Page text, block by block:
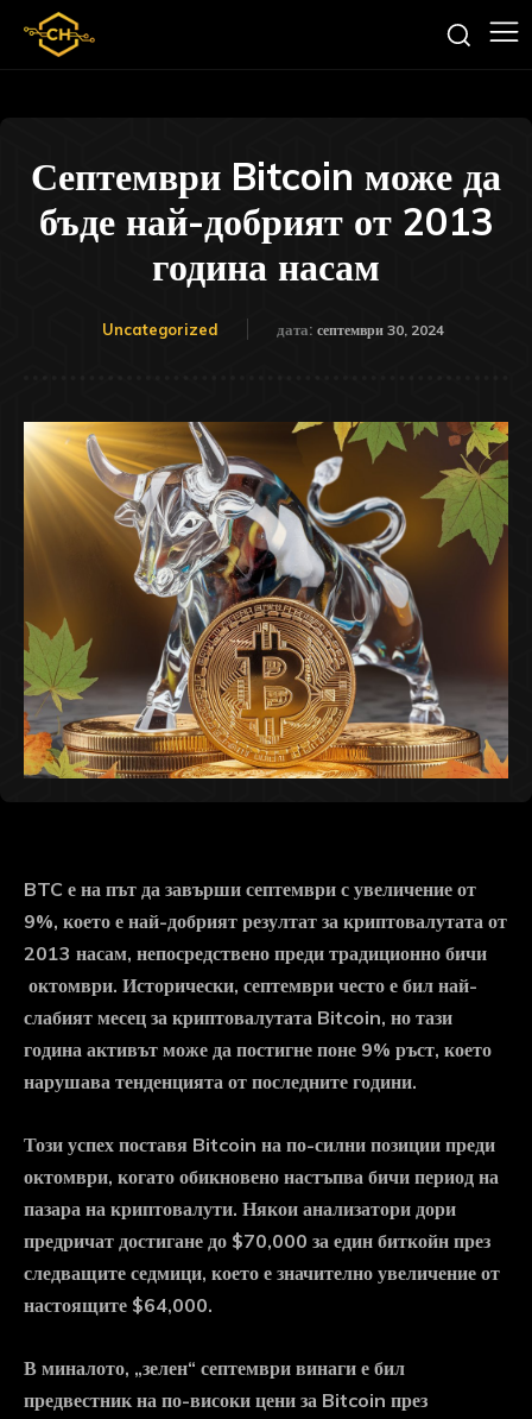
Септември Bitcoin може да
бъде най-добрият от 2013
година насам
Uncategorized дата: септември 30, 2024
BTC е на път да завърши септември с увеличение от
9%, което е най-добрият резултат за криптовалутата от
2013 насам, непосредствено преди традиционно бичи
октомври. Исторически, септември често е бил най-
слабият месец за криптовалутата Bitcoin, но тази
година активът може да постигне поне 9% ръст, което
нарушава тенденцията от последните години.
Този успех поставя Bitcoin на по-силни позиции преди
октомври, когато обикновено настъпва бичи период на
пазара на криптовалути. Някои анализатори дори
предричат достигане до $70,000 за един биткойн през
следващите седмици, което е значително увеличение от
настоящите $64,000.
В миналото, „зелен“ септември винаги е бил
предвестник на по-високи цени за Bitcoin през